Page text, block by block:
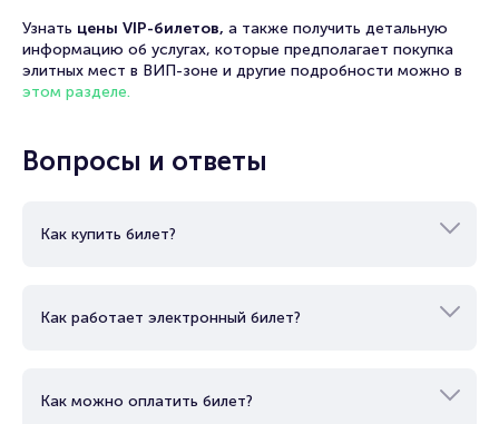
Узнать цены VIP-билетов, а также получить детальную
информацию об услугах, которые предполагает покупка
элитных мест в ВИП-зоне и другие подробности можно в
этом разделе.
Вопросы и ответы
Как купить билет?
Как работает электронный билет?
Как можно оплатить билет?